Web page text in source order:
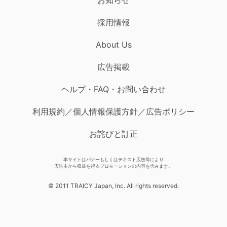
採用情報
About Us
広告掲載
ヘルプ・FAQ・お問い合わせ
利用規約／個人情報保護方針／広告ポリシー
お詫びと訂正
本サイトはバナーもしくはテキスト広告等により
広告主から収益を得るプロモーションの内容を含みます。
© 2011 TRAICY Japan, Inc. All rights reserved.